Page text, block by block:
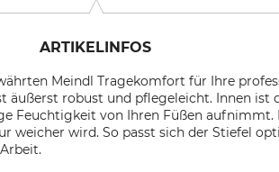
ARTIKELINFOS
Meindl Tragekomfort für Ihre
äußerst robust und pflegeleicht. Innen
Feuchtigkeit von Ihren Füßen aufnimmt.
weicher wird. So passt sich der Stiefel